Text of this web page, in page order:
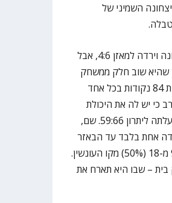
השמיני של
מן העבר השני, קריית אתא אומנם ספגה את הפסד הרביעי העונה וירדה למאזן 4:6, אבל
שהיא שוב חלק ממשחק
צמרת בליגת ווינר סל. החבורה של אלדד בנטוב, שקלעה לפחות 84 נקודות בכל אחד
כי יש לה את היכולת
לנצח גם במשחק לא בקצב "שלה" – כאשר חמש דקות לסיום עלתה ליתרון 59:66. שם,
אחת בלבד עד הבאזר
האחרון – מה שהיה בעוכריה בסופו של דבר, כמו גם ערב של 9 מ-18 (50%) מקו העונשין.
– שבו היא תארח את